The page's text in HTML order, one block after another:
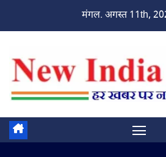
मंगल. अगस्त 11th,